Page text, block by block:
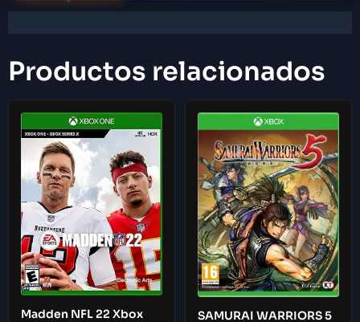
Productos relacionados
Madden NFL 22 Xbox
SAMURAI WARRIORS 5